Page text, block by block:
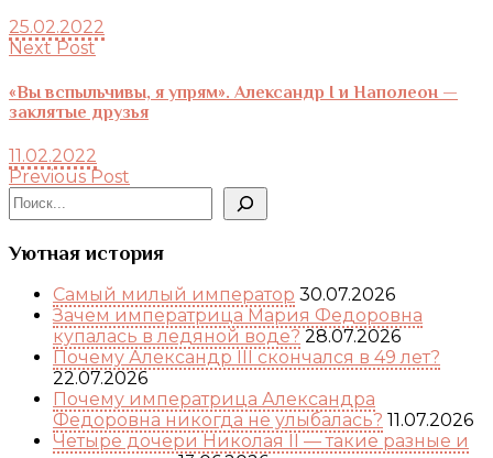
25.02.2022
Next Post
«Вы вспыльчивы, я упрям». Александр I и Наполеон —
заклятые друзья
11.02.2022
Previous Post
Поиск
Уютная история
Самый милый император 30.07.2026
Зачем императрица Мария Федоровна
купалась в ледяной воде? 28.07.2026
Почему Александр III скончался в 49 лет?
22.07.2026
Почему императрица Александра
Федоровна никогда не улыбалась? 11.07.2026
Четыре дочери Николая II — такие разные и